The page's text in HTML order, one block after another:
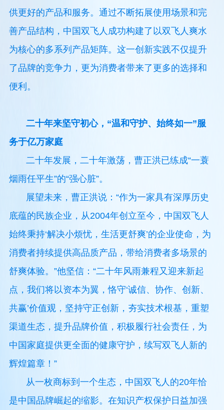
供更好的产品和服务。通过不断拓展使用场景和完
善产品结构，中国双飞人成功构建了以双飞人爽水
为核心的多系列产品矩阵。这一创新实践不仅提升
了品牌的竞争力，更为消费者带来了更多的选择和
便利。
二十年来坚守初心，“温和守护、始终如一”服
务于亿万家庭
二十年发展，二十年激荡，曹正洪已练成“一蓑
烟雨任平生”的“强心脏”。
展望未来，曹正洪说：“作为一家具有深厚历史
底蕴的民族企业，从2004年创立至今，中国双飞人
始终秉持‘解决小烦忧，生活更舒爽’的企业使命，为
消费者持续提供高品质产品，带给消费者多场景的
舒爽体验。”他坚信：“二十年风雨兼程又迎来新起
点，我们将以资本为翼，恪守‘诚信、协作、创新、
共赢’价值观，坚持守正创新，夯实技术根基，重塑
渠道生态，提升品牌价值，积极履行社会责任，为
中国家庭提供更全面的健康守护，续写双飞人新的
辉煌篇章！”
从一枚商标到一个生态，中国双飞人的20年恰
是中国品牌崛起的缩影。在知识产权保护日益加强